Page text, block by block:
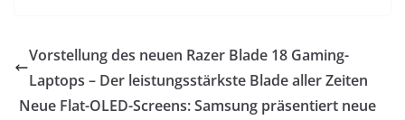
Vorstellung des neuen Razer Blade 18 Gaming-
Laptops – Der leistungsstärkste Blade aller Zeiten
Neue Flat-OLED-Screens: Samsung präsentiert neue